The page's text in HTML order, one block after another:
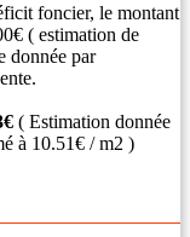
foncier, le montant
( estimation de
donnée par
( Estimation donnée
à 10.51€ / m2 )